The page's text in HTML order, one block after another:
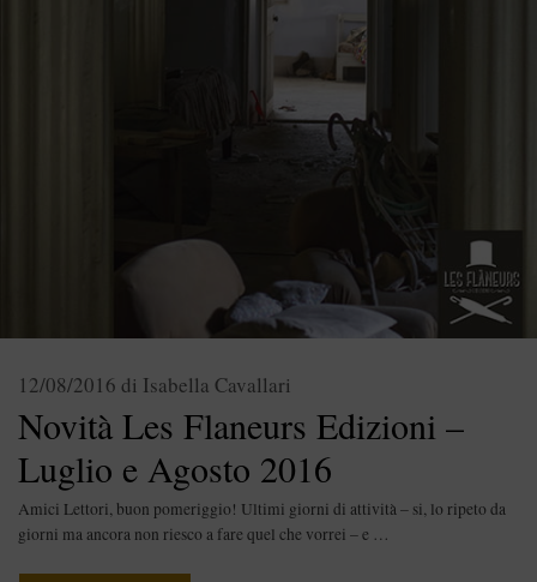
Novità Les Flaneurs Edizioni –
Luglio e Agosto 2016
12/08/2016 di Isabella Cavallari
Amici Lettori, buon pomeriggio! Ultimi giorni di attività – si, lo ripeto da
giorni ma ancora non riesco a fare quel che vorrei – e …